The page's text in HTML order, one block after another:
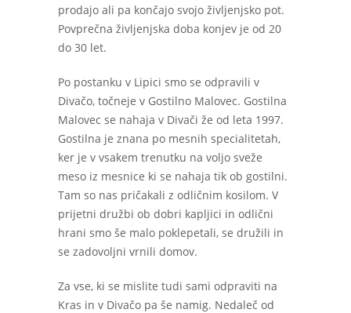
prodajo ali pa končajo svojo življenjsko pot.
Povprečna življenjska doba konjev je od 20
do 30 let.
Po postanku v Lipici smo se odpravili v
Divačo, točneje v Gostilno Malovec. Gostilna
Malovec se nahaja v Divači že od leta 1997.
Gostilna je znana po mesnih specialitetah,
ker je v vsakem trenutku na voljo sveže
meso iz mesnice ki se nahaja tik ob gostilni.
Tam so nas pričakali z odličnim kosilom. V
prijetni družbi ob dobri kapljici in odlični
hrani smo še malo poklepetali, se družili in
se zadovoljni vrnili domov.
Za vse, ki se mislite tudi sami odpraviti na
Kras in v Divačo pa še namig. Nedaleč od